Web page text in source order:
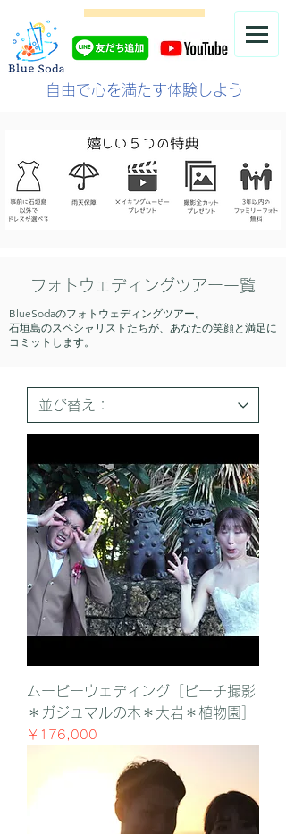
自由で心を満たす体験しよう
フォトウェディングツアー一覧
BlueSodaのフォトウェディングツアー。
石垣島のスペシャリストたちが、あなたの笑顔と満足に
コミットします。
ムービーウェディング［ビーチ撮影
＊ガジュマルの木＊大岩＊植物園］
価格
￥176,000